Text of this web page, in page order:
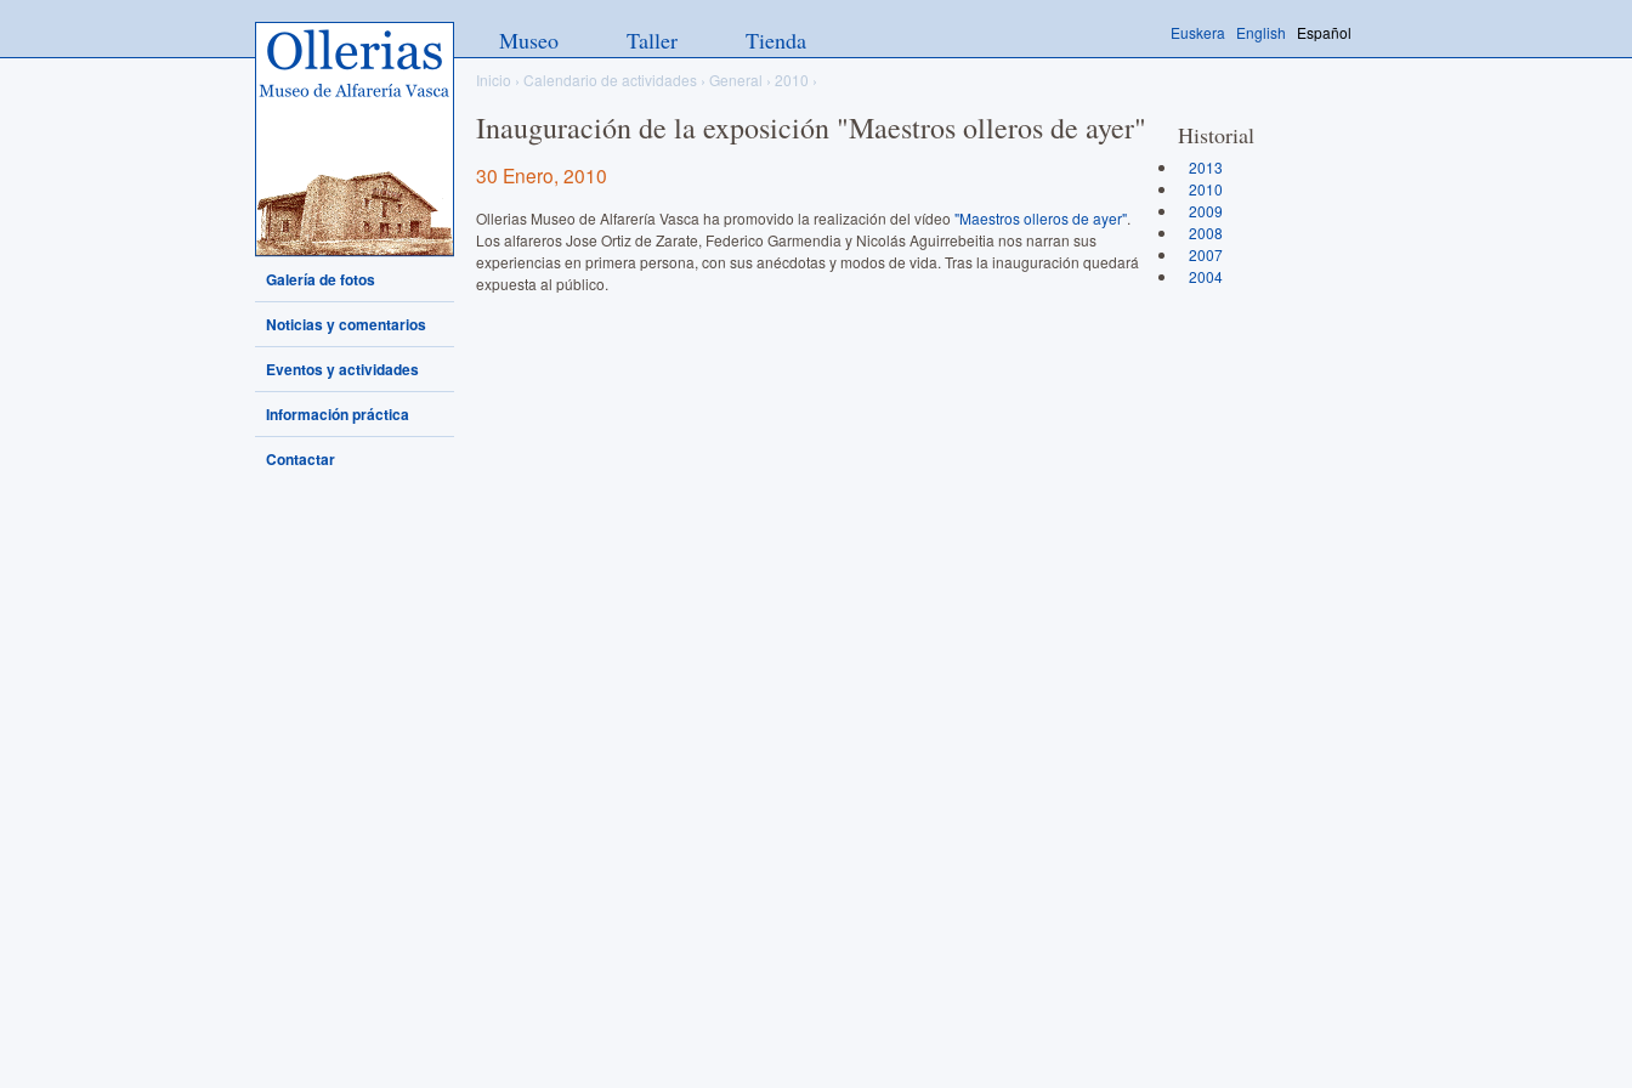
Ollerias - Museo de Alfarería
Vasca
Inicio › Calendario de actividades › General › 2010 ›
Inauguración de la exposición "Maestros olleros de ayer"
30 Enero, 2010
Ollerias Museo de Alfarería Vasca ha promovido la realización del vídeo "Maestros olleros de ayer".
Los alfareros Jose Ortiz de Zarate, Federico Garmendia y Nicolás Aguirrebeitia nos narran sus
experiencias en primera persona, con sus anécdotas y modos de vida. Tras la inauguración quedará
expuesta al público.
Euskera English Español
Museo Taller Tienda
Galería de fotos
Noticias y comentarios
Eventos y actividades
Información práctica
Contactar
Historial
2013
2010
2009
2008
2007
2004